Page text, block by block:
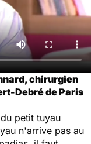
chirurgien
Debré de Paris
petit tuyau
n'arrive pas au